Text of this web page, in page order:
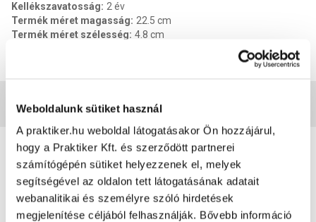
Weboldalunk sütiket használ
A praktiker.hu weboldal látogatásakor Ön hozzájárul,
hogy a Praktiker Kft. és szerződött partnerei
számítógépén sütiket helyezzenek el, melyek
segítségével az oldalon tett látogatásának adatait
webanalitikai és személyre szóló hirdetések
megjelenítése céljából felhasználják. Bővebb információ
Kellékszavatosság: 2 év
Termék méret magasság: 22.5 cm
Termék méret szélesség: 4.8 cm
Vásárlói vélemények
0 0értékelés
Értékelés írása